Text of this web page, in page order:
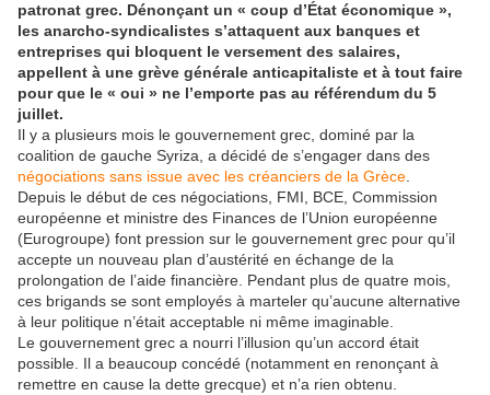
patronat grec. Dénonçant un « coup d’État économique »,
les anarcho-syndicalistes s’attaquent aux banques et
entreprises qui bloquent le versement des salaires,
appellent à une grève générale anticapitaliste et à tout faire
pour que le « oui » ne l’emporte pas au référendum du 5
juillet.
Il y a plusieurs mois le gouvernement grec, dominé par la
coalition de gauche Syriza, a décidé de s’engager dans des
négociations sans issue avec les créanciers de la Grèce
Depuis le début de ces négociations, FMI, BCE, Commission
européenne et ministre des Finances de l’Union européenne
(Eurogroupe) font pression sur le gouvernement grec pour qu’il
accepte un nouveau plan d’austérité en échange de la
prolongation de l’aide financière. Pendant plus de quatre mois,
ces brigands se sont employés à marteler qu’aucune alternative
à leur politique n’était acceptable ni même imaginable.
Le gouvernement grec a nourri l’illusion qu’un accord était
possible. Il a beaucoup concédé (notamment en renonçant à
remettre en cause la dette grecque) et n’a rien obtenu.